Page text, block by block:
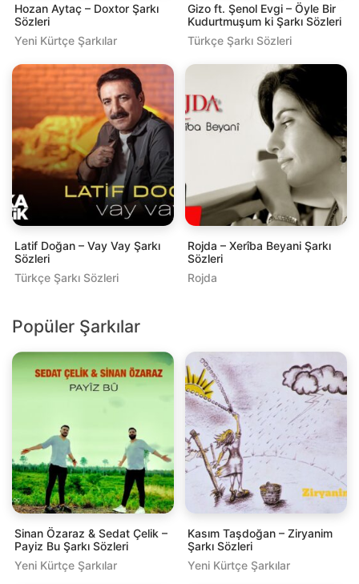
Hozan Aytaç – Doxtor Şarkı
Sözleri
Yeni Kürtçe Şarkılar
Gizo ft. Şenol Evgi – Öyle Bir
Kudurtmuşum ki Şarkı Sözleri
Türkçe Şarkı Sözleri
Latif Doğan – Vay Vay Şarkı
Sözleri
Türkçe Şarkı Sözleri
Rojda – Xerîba Beyani Şarkı
Sözleri
Rojda
Popüler Şarkılar
Sinan Özaraz & Sedat Çelik –
Payiz Bu Şarkı Sözleri
Yeni Kürtçe Şarkılar
Kasım Taşdoğan – Ziryanim
Şarkı Sözleri
Yeni Kürtçe Şarkılar